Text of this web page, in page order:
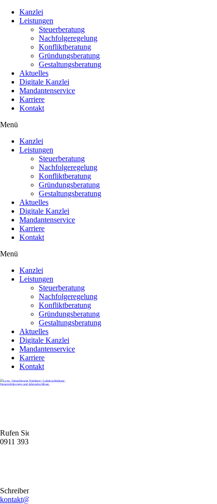
Kanzlei
Leistungen
Steuerberatung
Nachfolgeregelung
Konfliktberatung
Gründungsberatung
Gestaltungsberatung
Aktuelles
Digitale Kanzlei
Mandantenservice
Karriere
Kontakt
Menü
Kanzlei
Leistungen
Steuerberatung
Nachfolgeregelung
Konfliktberatung
Gründungsberatung
Gestaltungsberatung
Aktuelles
Digitale Kanzlei
Mandantenservice
Karriere
Kontakt
Menü
Kanzlei
Leistungen
Steuerberatung
Nachfolgeregelung
Konfliktberatung
Gründungsberatung
Gestaltungsberatung
Aktuelles
Digitale Kanzlei
Mandantenservice
Karriere
Kontakt
Rufen Sie uns gerne an
0911 39372790
Schreiben Sie uns gerne eine E-Mail
kontakt@stb-becker-zeiler.de